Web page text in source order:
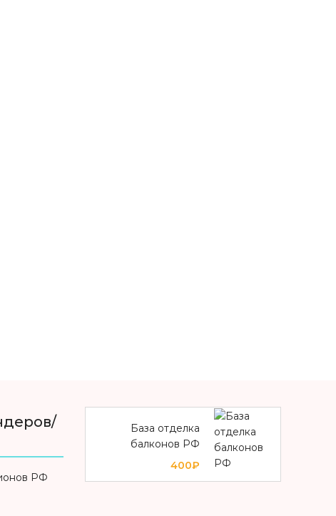
РФ
База отделка
балконов РФ
400₽